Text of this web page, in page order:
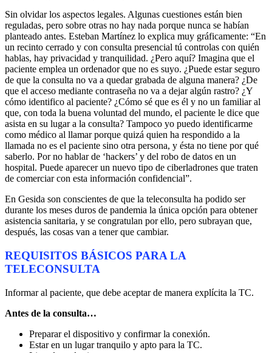
Sin olvidar los aspectos legales. Algunas cuestiones están bien
reguladas, pero sobre otras no hay nada porque nunca se habían
planteado antes. Esteban Martínez lo explica muy gráficamente: “En
un recinto cerrado y con consulta presencial tú controlas con quién
hablas, hay privacidad y tranquilidad. ¿Pero aquí? Imagina que el
paciente emplea un ordenador que no es suyo. ¿Puede estar seguro
de que la consulta no va a quedar grabada de alguna manera? ¿De
que el acceso mediante contraseña no va a dejar algún rastro? ¿Y
cómo identifico al paciente? ¿Cómo sé que es él y no un familiar al
que, con toda la buena voluntad del mundo, el paciente le dice que
asista en su lugar a la consulta? Tampoco yo puedo identificarme
como médico al llamar porque quizá quien ha respondido a la
llamada no es el paciente sino otra persona, y ésta no tiene por qué
saberlo. Por no hablar de ‘hackers’ y del robo de datos en un
hospital. Puede aparecer un nuevo tipo de ciberladrones que traten
de comerciar con esta información confidencial”.
En Gesida son conscientes de que la teleconsulta ha podido ser
durante los meses duros de pandemia la única opción para obtener
asistencia sanitaria, y se congratulan por ello, pero subrayan que,
después, las cosas van a tener que cambiar.
REQUISITOS BÁSICOS PARA LA
TELECONSULTA
Informar al paciente, que debe aceptar de manera explícita la TC.
Antes de la consulta…
Preparar el dispositivo y confirmar la conexión.
Estar en un lugar tranquilo y apto para la TC.